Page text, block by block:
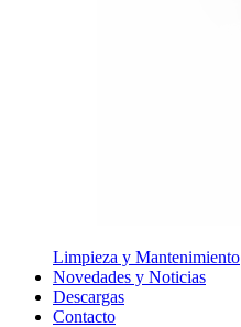
Limpieza y Mantenimiento
Novedades y Noticias
Descargas
Contacto